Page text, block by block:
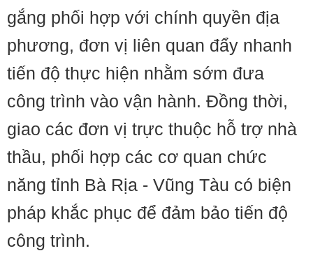
gắng phối hợp với chính quyền địa
phương, đơn vị liên quan đẩy nhanh
tiến độ thực hiện nhằm sớm đưa
công trình vào vận hành. Đồng thời,
giao các đơn vị trực thuộc hỗ trợ nhà
thầu, phối hợp các cơ quan chức
năng tỉnh Bà Rịa - Vũng Tàu có biện
pháp khắc phục để đảm bảo tiến độ
công trình.